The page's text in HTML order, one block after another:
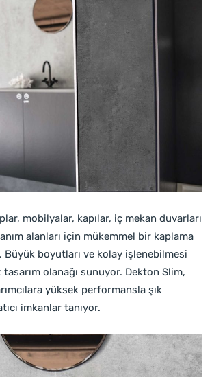
mobilyalar, kapılar, iç mekan duvarları
alanları için mükemmel bir kaplama
Büyük boyutları ve kolay işlenebilmesi
tasarım olanağı sunuyor. Dekton Slim,
yüksek performansla şık
imkanlar tanıyor.